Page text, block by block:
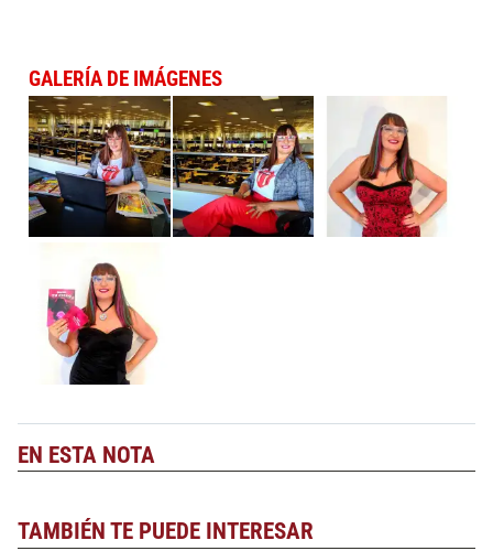
GALERÍA DE IMÁGENES
EN ESTA NOTA
TAMBIÉN TE PUEDE INTERESAR